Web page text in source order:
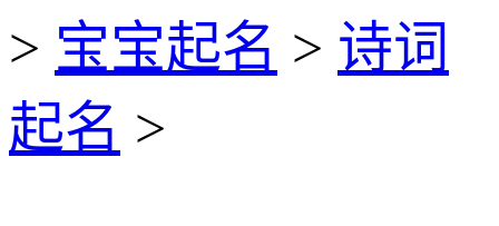
> 宝宝起名 > 诗词
起名 >